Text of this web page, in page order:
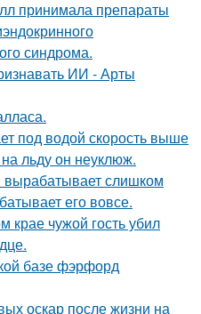
принимала препараты
синдрома.
ИИ - Арты
под водой скорость выше
льду он неуклюж.
слишком
его вовсе.
крае чужой гость убил
базе фэрфорд
оскар после жизни на